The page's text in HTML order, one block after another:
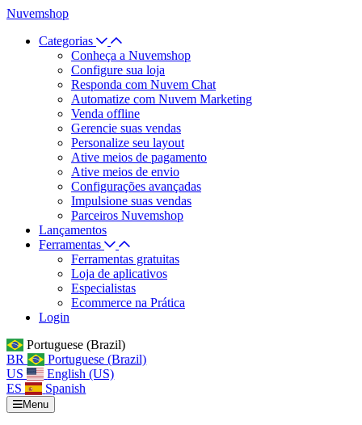
Nuvemshop
Categorias
Conheça a Nuvemshop
Configure sua loja
Responda com Nuvem Chat
Automatize com Nuvem Marketing
Venda offline
Gerencie suas vendas
Personalize seu layout
Ative meios de pagamento
Ative meios de envio
Configurações avançadas
Impulsione suas vendas
Parceiros Nuvemshop
Lançamentos
Ferramentas
Ferramentas gratuitas
Loja de aplicativos
Especialistas
Ecommerce na Prática
Login
Portuguese (Brazil)
BR
Portuguese (Brazil)
US
English (US)
ES
Spanish
Menu